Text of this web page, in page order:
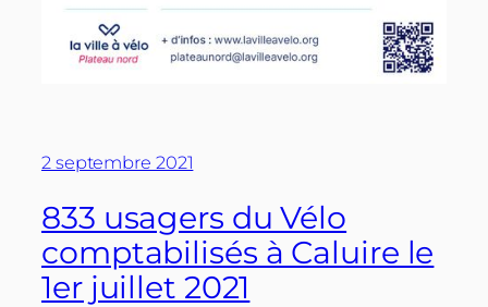
2 septembre 2021
833 usagers du Vélo
comptabilisés à Caluire le
1er juillet 2021